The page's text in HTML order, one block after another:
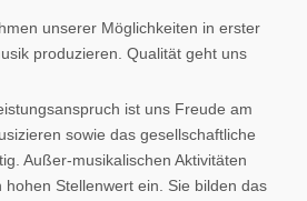
unserer Möglichkeiten in erster
produzieren. Qualität geht uns
ist uns Freude am
sowie das gesellschaftliche
Außer-musikalischen Aktivitäten
hohen Stellenwert ein. Sie bilden das